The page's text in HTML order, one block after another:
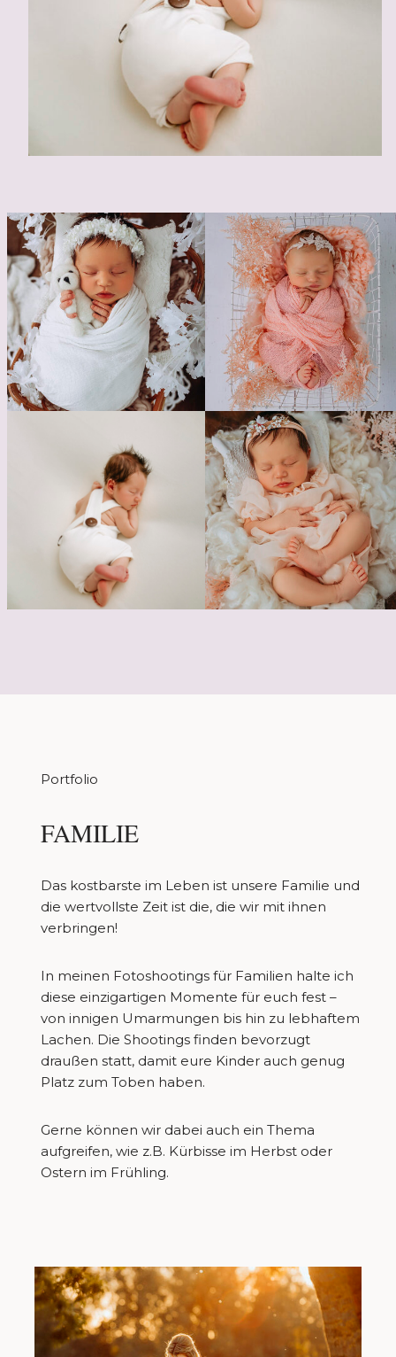
Portfolio
FAMILIE
Das kostbarste im Leben ist unsere Familie und
die wertvollste Zeit ist die, die wir mit ihnen
verbringen!
In meinen Fotoshootings für Familien halte ich
diese einzigartigen Momente für euch fest –
von innigen Umarmungen bis hin zu lebhaftem
Lachen. Die Shootings finden bevorzugt
draußen statt, damit eure Kinder auch genug
Platz zum Toben haben.
Gerne können wir dabei auch ein Thema
aufgreifen, wie z.B. Kürbisse im Herbst oder
Ostern im Frühling.